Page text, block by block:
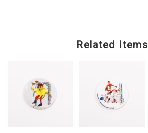
Related Items